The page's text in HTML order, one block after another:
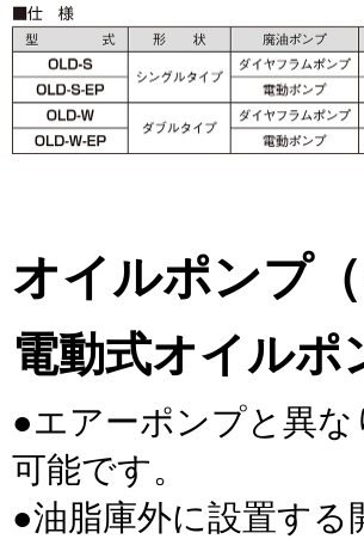
オイルポンプ
電動式オイルポ
●エアーポンプと異
可能です。
●油脂庫外に設置する